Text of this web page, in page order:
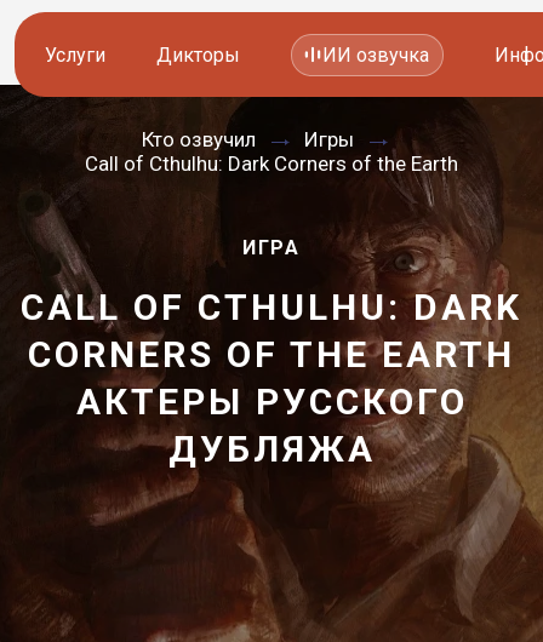
Услуги
Озвучка видео
Работа с аудио
Работа с текстом
Локализация и перевод
Другие услуги
8 800 200-45-51
Заказать звонок
Дикторы
Иностранные дикторы
Русские дикторы
Актеры озвучки
Контакты дикторов
ИИ голоса
8 800 200-45-51
Заказать звонок
ИИ озвучка
Кто озвучил
Игры
Call of Cthulhu: Dark Corners of the Earth
ИГРА
CALL OF CTHULHU: DARK
CORNERS OF THE EARTH
—
АКТЕРЫ РУССКОГО
ДУБЛЯЖА